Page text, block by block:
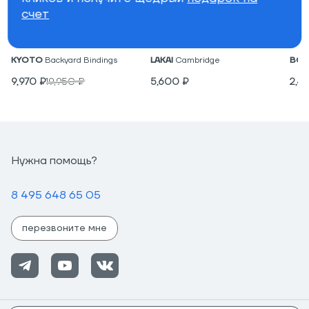
Крепления для вейкборда
KYOTO Backyard Bindings
9,970 ₽19,950₽
LAKAI Cambridge
5,600 ₽
счет
Нужна помощь?
8 495 648 65 05
перезвоните мне